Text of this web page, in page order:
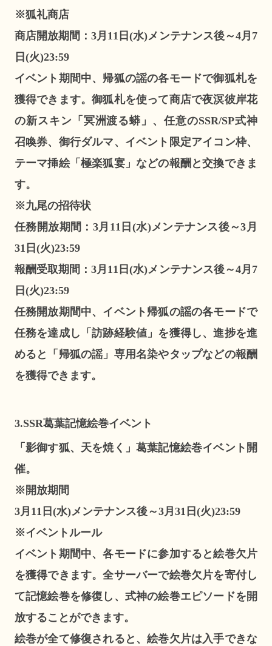
※狐礼商店
商店開放期間：3月11日(水)メンテナンス後～4月7
日(火)23:59
イベント期間中、帰狐の謡の各モードで御狐札を
獲得できます。御狐札を使って商店で夜溟彼岸花
の新スキン「冥洲渡る蟒」、任意のSSR/SP式神
召喚券、御行ダルマ、イベント限定アイコン枠、
テーマ挿絵「極楽狐宴」などの報酬と交換できま
す。
※九尾の招待状
任務開放期間：3月11日(水)メンテナンス後～3月
31日(火)23:59
報酬受取期間：3月11日(水)メンテナンス後～4月7
日(火)23:59
任務開放期間中、イベント帰狐の謡の各モードで
任務を達成し「訪跡経験値」を獲得し、進捗を進
めると「帰狐の謡」専用名染やタップなどの報酬
を獲得できます。
3.SSR葛葉記憶絵巻イベント
「影御す狐、天を焼く」葛葉記憶絵巻イベント開
催。
※開放期間
3月11日(水)メンテナンス後～3月31日(火)23:59
※イベントルール
イベント期間中、各モードに参加すると絵巻欠片
を獲得できます。全サーバーで絵巻欠片を寄付し
て記憶絵巻を修復し、式神の絵巻エピソードを開
放することができます。
絵巻が全て修復されると、絵巻欠片は入手できな